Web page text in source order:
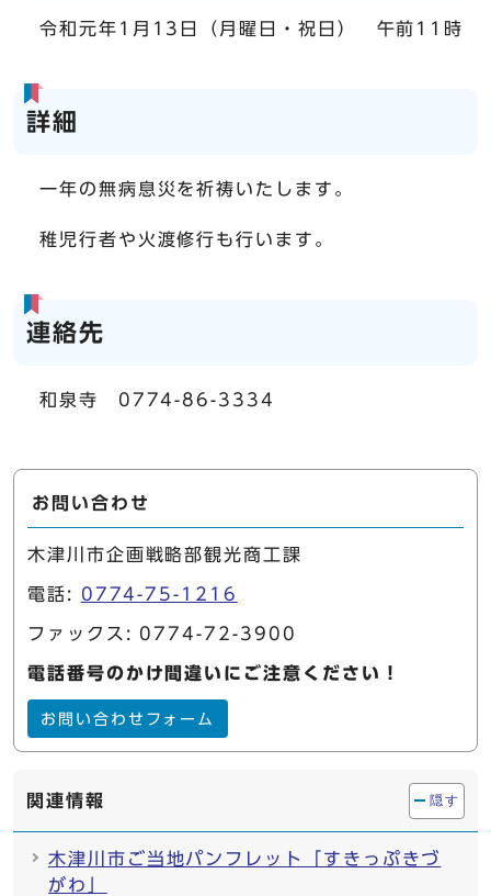
令和元年1月13日（月曜日・祝日） 午前11時
詳細
一年の無病息災を祈祷いたします。
稚児行者や火渡修行も行います。
連絡先
和泉寺 0774-86-3334
お問い合わせ
木津川市企画戦略部観光商工課
電話: 0774-75-1216
ファックス: 0774-72-3900
電話番号のかけ間違いにご注意ください！
お問い合わせフォーム
関連情報 隠す
木津川市ご当地パンフレット「すきっぷきづ
がわ」